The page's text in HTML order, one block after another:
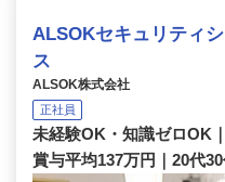
ALSOKセキュリティ
ス
ALSOK株式会社
正社員
未経験OK・知識ゼロOK
賞与平均137万円｜20代